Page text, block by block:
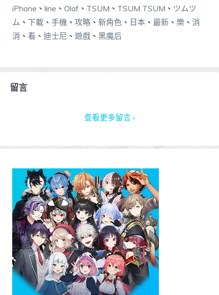
iPhone 、 line 、 Olaf 、 TSUM 、 TSUM TSUM 、 ツムツ
ム 、 下載 、 手機 、 攻略 、 新角色 、 日本 、 最新 、 樂 、 消
消 、 看 、 迪士尼 、 遊戲 、 黑魔后
留言
查看更多留言 ›